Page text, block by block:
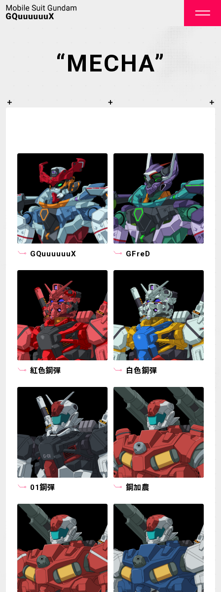
TOP
STREAMING STAFF&CAST
STORY CHARACTER
MECHA GOODS
GALLERY
THEATER
LANGUAGE
“MECHA”
GQuuuuuuX GFreD
紅色鋼彈 白色鋼彈
01鋼彈 鋼加農